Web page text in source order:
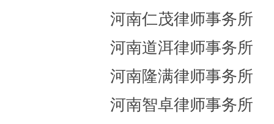
河南仁茂律师事务所
河南道洱律师事务所
河南隆满律师事务所
河南智卓律师事务所